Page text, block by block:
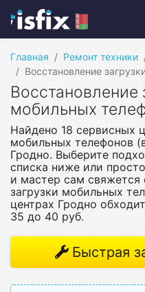
Главная Ремонт техники
Восстановление
Восстановление
мобильных
Найдено 18 сервисных
мобильных телефонов
Гродно. Выберите
списка ниже или просто
и мастер сам свяжется
загрузки мобильных
центрах Гродно
35 до 40 руб.
Быстрая